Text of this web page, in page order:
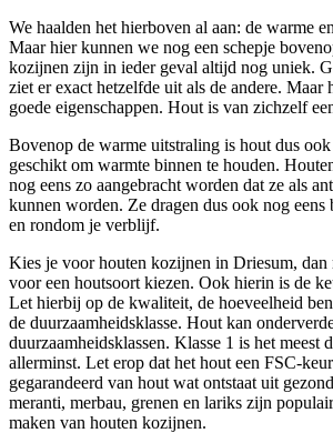
We haalden het hierboven al aan: de warme
Maar hier kunnen we nog een schepje
kozijnen zijn in ieder geval altijd nog uniek.
ziet er exact hetzelfde uit als de andere. Maar
goede eigenschappen. Hout is van zichzelf
Bovenop de warme uitstraling is hout dus ook
geschikt om warmte binnen te houden.
nog eens zo aangebracht worden dat ze als
kunnen worden. Ze dragen dus ook nog
en rondom je verblijf.
Kies je voor houten kozijnen in Driesum, dan
voor een houtsoort kiezen. Ook hierin is de
Let hierbij op de kwaliteit, de hoeveelheid
de duurzaamheidsklasse. Hout kan
duurzaamheidsklassen. Klasse 1 is het meest
allerminst. Let erop dat het hout een FSC-
gegarandeerd van hout wat ontstaat uit
meranti, merbau, grenen en lariks zijn
maken van houten kozijnen.